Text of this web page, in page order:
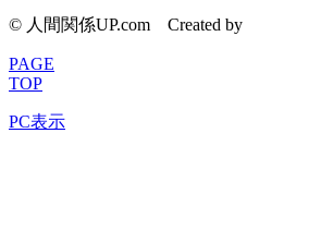
© 人間関係UP.com Created by
PAGE
TOP
PC表示